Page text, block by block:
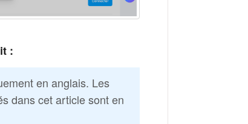
:
en anglais. Les
dans cet article sont en